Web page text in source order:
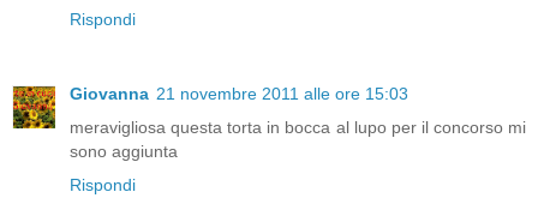
Rispondi
Giovanna 21 novembre 2011 alle ore 15:03
meravigliosa questa torta in bocca al lupo per il concorso mi
sono aggiunta
Rispondi